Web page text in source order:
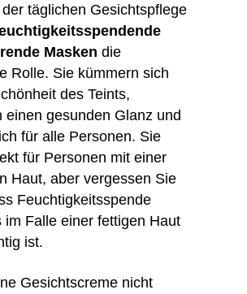
täglichen Gesichtspflege
Masken die
Rolle. Sie kümmern sich
des Teints,
einen gesunden Glanz und
für alle Personen. Sie
für Personen mit einer
Haut, aber vergessen Sie
Feuchtigkeitsspende
im Falle einer fettigen Haut
ist.
Gesichtscreme nicht